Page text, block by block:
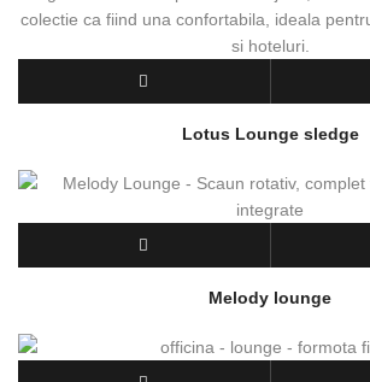
Lotus Lounge sledge
Melody lounge